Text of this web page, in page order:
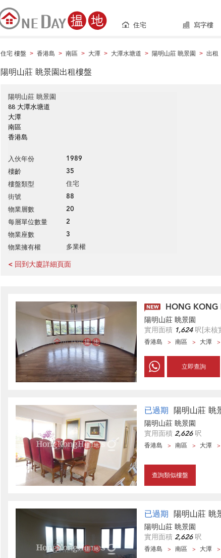
住宅 寫字樓
住宅 樓盤 > 香港島 > 南區 > 大潭 > 大潭水塘道 > 陽明山莊 眺景園 > 出租
陽明山莊 眺景園出租樓盤
陽明山莊 眺景園
88 大潭水塘道
大潭
南區
香港島
入伙年份 1989
樓齡 35
樓盤類型 住宅
街號 88
物業層數 20
每層單位數量 2
物業座數 3
物業擁有權 多業權
< 回到大廈詳細頁面
HONG KONG
陽明山莊 眺景園
實用面積 1,624呎[未核
香港島 南區 大潭
立即查詢
已過期 陽明山莊 眺
陽明山莊 眺景園
實用面積 2,626呎
香港島 南區 大潭
查詢類似樓盤
已過期 陽明山莊 眺
陽明山莊 眺景園
實用面積 2,626呎
香港島 南區 大潭